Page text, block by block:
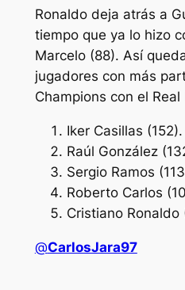
Ronaldo deja atrás a
tiempo que ya lo hizo
Marcelo (88). Así
jugadores con más
Champions con el
Iker Casillas (152).
Raúl González
Sergio Ramos
Roberto Carlos
Cristiano Ronaldo
@CarlosJara97